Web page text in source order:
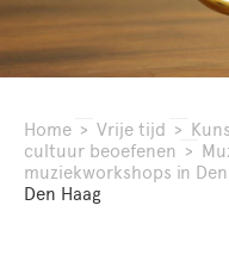
Home > Vrije tijd >
cultuur beoefenen >
muziekworkshops in Den
Den Haag